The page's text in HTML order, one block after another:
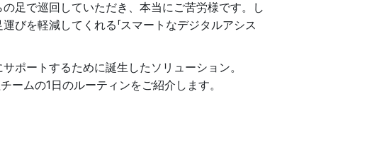
足で巡回していただき、本当にご苦労様です。し
びを軽減してくれる「スマートなデジタルアシス
ポートするために誕生したソリューション。
ームの1日のルーティンをご紹介します。